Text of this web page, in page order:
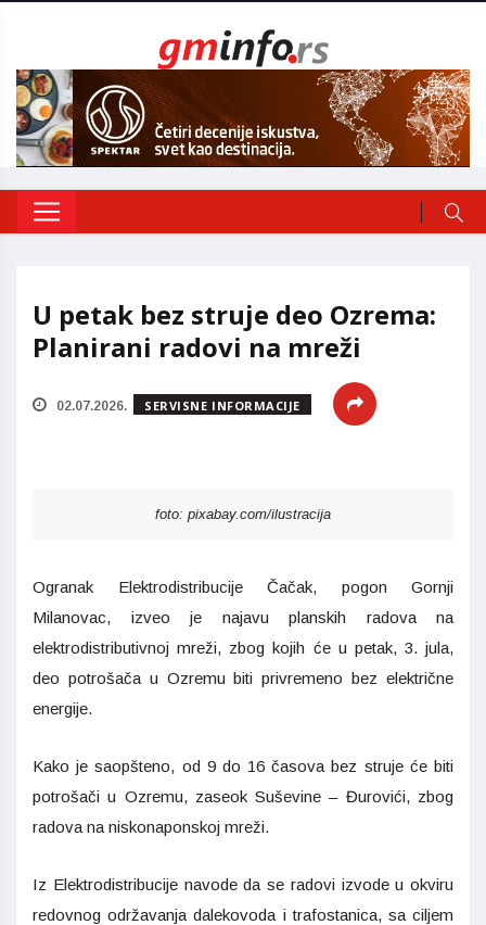
U petak bez struje deo Ozrema:
Planirani radovi na mreži
02.07.2026. SERVISNE INFORMACIJE
foto: pixabay.com/ilustracija
Ogranak Elektrodistribucije Čačak, pogon Gornji
Milanovac, izveo je najavu planskih radova na
elektrodistributivnoj mreži, zbog kojih će u petak, 3. jula,
deo potrošača u Ozremu biti privremeno bez električne
energije.
Kako je saopšteno, od 9 do 16 časova bez struje će biti
potrošači u Ozremu, zaseok Suševine – Đurovići, zbog
radova na niskonaponskoj mreži.
Iz Elektrodistribucije navode da se radovi izvode u okviru
redovnog održavanja dalekovoda i trafostanica, sa ciljem